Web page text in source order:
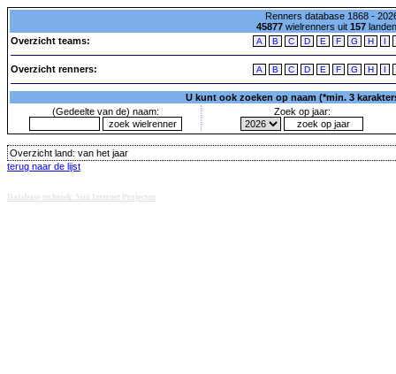
Renners database 1868 -
45877wielrenners uit 157
Overzicht teams:
A B C D E F G H I
Overzicht renners: A B C D E F G H I
U kunt ook zoeken op naam (*min. 3
(Gedeelte van de) naam:
Zoek op jaar:
Overzicht land: van het jaar
terug naar de lijst
Database techniek: Sini Internet Projecten